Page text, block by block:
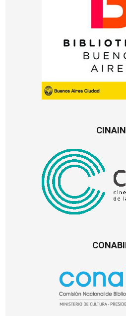
CINAIN